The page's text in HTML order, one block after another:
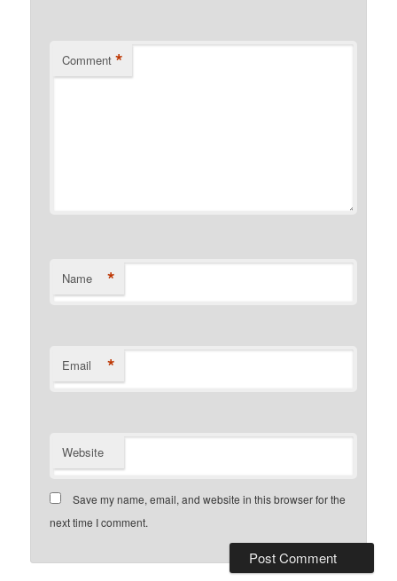
Comment *
Name *
Email *
Website
Save my name, email, and website in this browser for the
next time I comment.